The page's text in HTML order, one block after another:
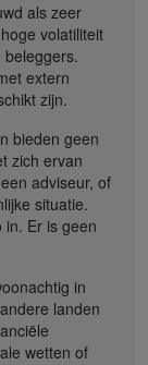
als zeer
volatiliteit
extern
zijn.
bieden geen
zich ervan
adviseur, of
situatie.
in. Er is geen
in
landen
wetten of